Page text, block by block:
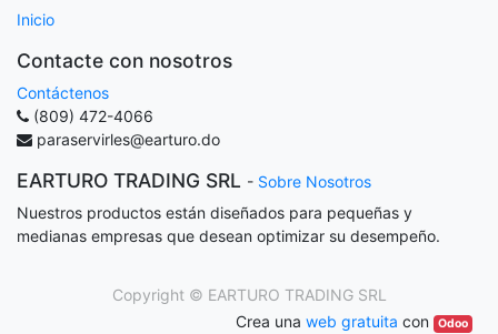
Inicio
Contacte con nosotros
Contáctenos
(809) 472-4066
paraservirles@earturo.do
EARTURO TRADING SRL - Sobre Nosotros
Nuestros productos están diseñados para pequeñas y
medianas empresas que desean optimizar su desempeño.
Copyright © EARTURO TRADING SRL
Crea una web gratuita con Odoo